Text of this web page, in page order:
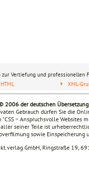
Vertiefung und professionellen
XML-
2006 der deutschen
Gebrauch dürfen Sie die
− Anspruchsvolle Websites
seiner Teile ist
sowie Einspeicherung
GmbH, Ringstraße 19,